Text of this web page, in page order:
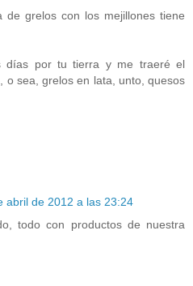
de grelos con los mejillones tiene
días por tu tierra y me traeré el
o sea, grelos en lata, unto, quesos
abril de 2012 a las 23:24
todo con productos de nuestra